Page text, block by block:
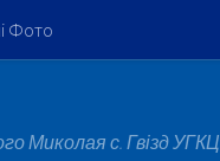
Фото
Миколая с. Гвізд УГКЦ